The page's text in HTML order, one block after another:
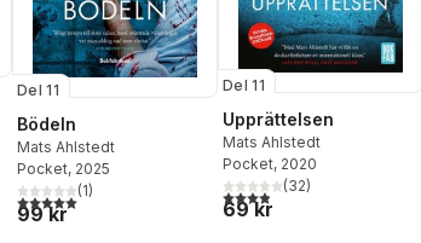
Del 11
Bödeln
Mats Ahlstedt
Pocket, 2025
5,0utav 5 stjärnor. Totalt antal röster:
(1)
99 kr
Del 11
Upprättelsen
Mats Ahlstedt
Pocket, 2020
3,9utav 5 stjärnor. Totalt
(32)
69 kr